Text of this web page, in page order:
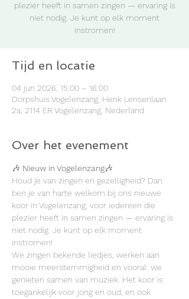
plezier heeft in samen zingen — ervaring is
niet nodig. Je kunt op elk moment
instromen!
Tijd en locatie
04 jun 2026, 15:00 – 16:00
Dorpshuis Vogelenzang, Henk Lensenlaan
2a, 2114 ER Vogelenzang, Nederland
Over het evenement
🎶 Nieuw in Vogelenzang🎶
Houd je van zingen en gezelligheid? Dan
ben je van harte welkom bij ons nieuwe
koor in Vogelenzang, voor iedereen die
plezier heeft in samen zingen — ervaring is
niet nodig. Je kunt op elk moment
instromen!
We zingen bekende liedjes, werken aan
mooie meerstemmigheid en vooral: we
genieten samen van muziek. Het koor is
toegankelijk voor jong en oud, en ook